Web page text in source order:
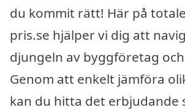
du kommit rätt! Här på
pris.se hjälper vi dig att
djungeln av byggföretag
Genom att enkelt jämföra
kan du hitta det erbjudande